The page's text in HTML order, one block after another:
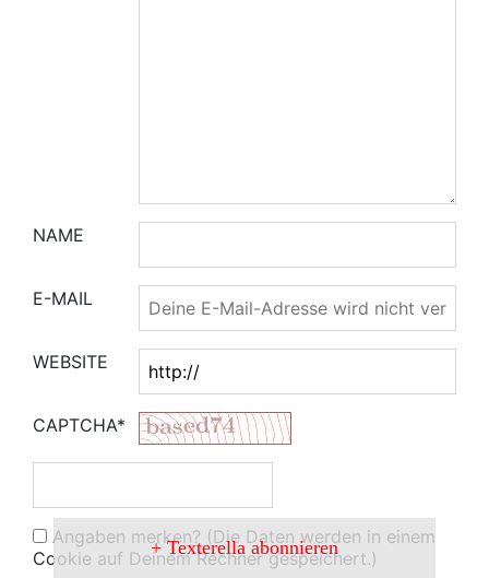
NAME
E-MAIL
WEBSITE
CAPTCHA*
Angaben merken? (Die Daten werden in einem
Cookie auf Deinem Rechner gespeichert.)
Texterella abonnieren